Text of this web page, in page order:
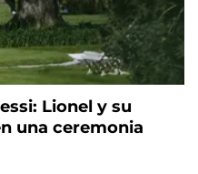
Lionel y su
una ceremonia